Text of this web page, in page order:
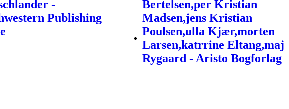
-
Publishing
Bertelsen,per Kristian
Madsen,jens Kristian
Poulsen,ulla Kjær,morten
Larsen,katrrine Eltang,maj
Rygaard - Aristo Bogforlag